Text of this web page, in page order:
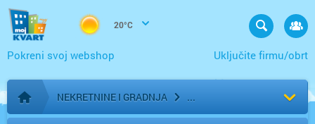
20°C
Uključite firmu/obrt
Pokreni svoj webshop
Početna stranica
NEKRETNINE I GRADNJA